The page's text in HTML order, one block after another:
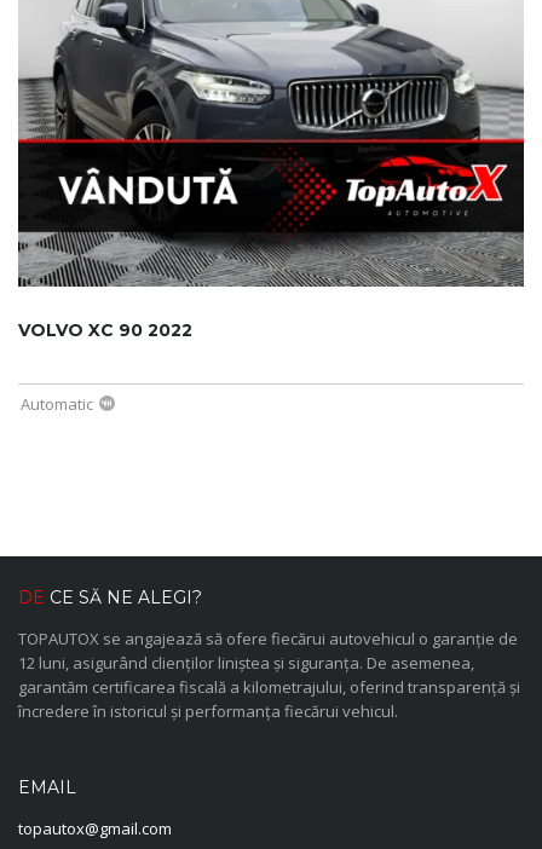
VOLVO XC 90 2022
Automatic
DE CE SĂ NE ALEGI?
TOPAUTOX se angajează să ofere fiecărui autovehicul o garanție de
12 luni, asigurând clienților liniștea și siguranța. De asemenea,
garantăm certificarea fiscală a kilometrajului, oferind transparență și
încredere în istoricul și performanța fiecărui vehicul.
EMAIL
topautox@gmail.com